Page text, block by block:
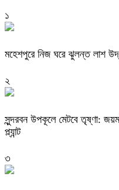
১
মহেশপুরে নিজ ঘরে ঝুলন্ত লাশ
২
সুন্দরবন উপকূলে মেটবে তৃষ্ণা:
প্ল্যান্ট
৩